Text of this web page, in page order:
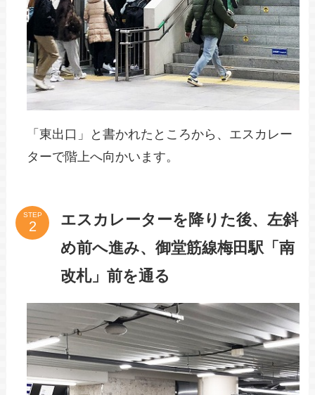
「東出口」と書かれたところから、エスカレー
ターで階上へ向かいます。
STEP
エスカレーターを降りた後、左斜
め前へ進み、御堂筋線梅田駅「南
改札」前を通る